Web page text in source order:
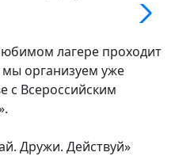
лагере проходит
организуем уже
с Всероссийским
Дружи. Действуй»